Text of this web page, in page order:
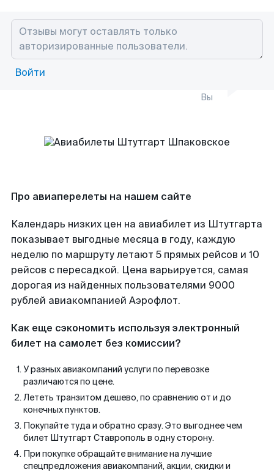
Войти
Вы
Про авиаперелеты на нашем сайте
Календарь низких цен на авиабилет из Штутгарта
показывает выгодные месяца в году, каждую
неделю по маршруту летают 5 прямых рейсов и 10
рейсов с пересадкой. Цена варьируется, самая
дорогая из найденных пользователями 9000
рублей авиакомпанией Аэрофлот.
Как еще сэкономить используя электронный
билет на самолет без комиссии?
У разных авиакомпаний услуги по перевозке
различаются по цене.
Лететь транзитом дешево, по сравнению от и до
конечных пунктов.
Покупайте туда и обратно сразу. Это выгоднее чем
билет Штутгарт Ставрополь в одну сторону.
При покупке обращайте внимание на лучшие
спецпредложения авиакомпаний, акции, скидки и